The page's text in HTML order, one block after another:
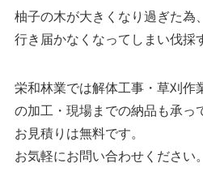
柚子の木が大きくなり過ぎた為
行き届かなくなってしまい伐採
栄和林業では解体工事・草刈作
の加工・現場までの納品も承っ
お見積りは無料です。
お気軽にお問い合わせください。